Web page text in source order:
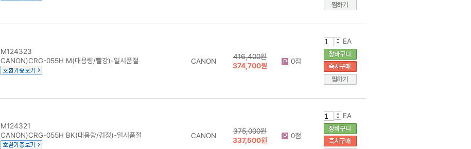
M124323
CANON)CRG-055H M(대용량/빨강)-일시품절
CANON
416,400원
374,700원
0점
EA
M124321
CANON)CRG-055H BK(대용량/검정)-일시품절
CANON
375,000원
337,500원
0점
EA